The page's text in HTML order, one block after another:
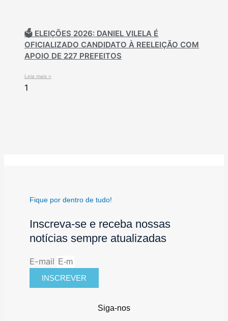
🗳️ ELEIÇÕES 2026: DANIEL VILELA É
OFICIALIZADO CANDIDATO À REELEIÇÃO COM
APOIO DE 227 PREFEITOS
Leia mais »
Fique por dentro de tudo!
Inscreva-se e receba nossas
notícias sempre atualizadas
E-mail
INSCREVER
Siga-nos